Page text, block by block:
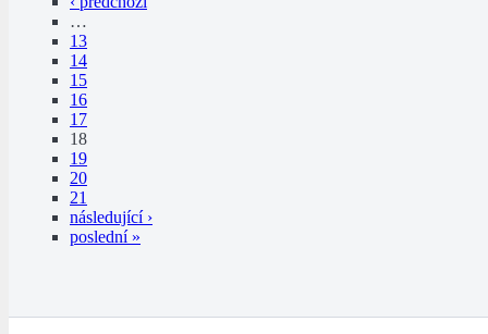
…
13
14
15
16
17
18
19
20
21
následující ›
poslední »